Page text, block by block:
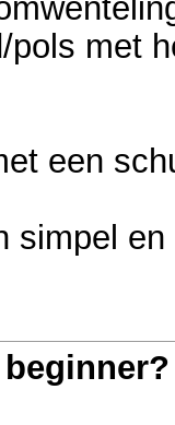
met
een
simpel